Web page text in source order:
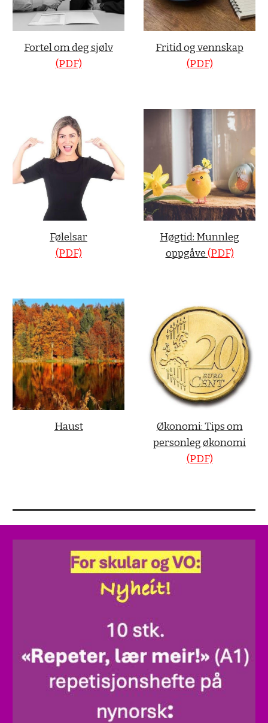
Fortel om deg sjølv
(PDF)
Fritid og vennskap
(PDF)
Følelsar
(PDF)
Høgtid: Munnleg
oppgåve(PDF)
Haust
Økonomi: Tips om
personleg økonomi
(PDF)